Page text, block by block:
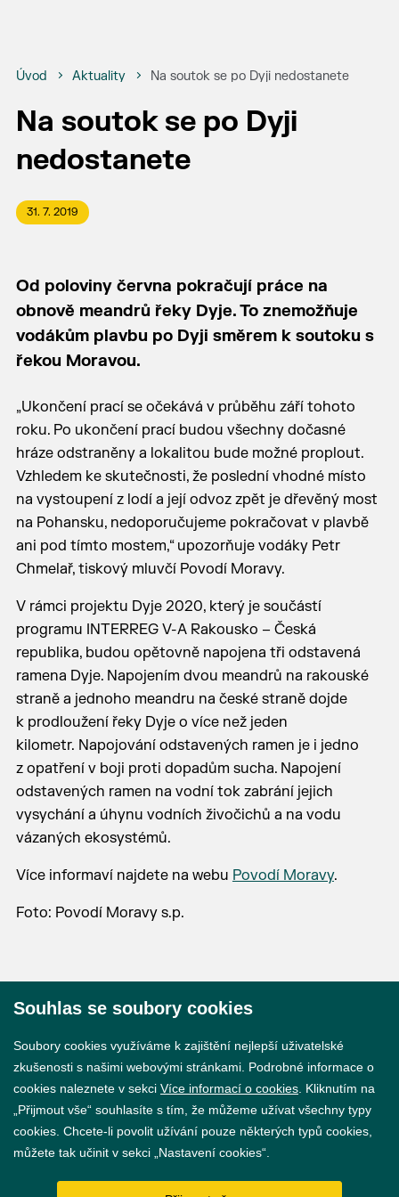
Úvod Aktuality Na soutok se po Dyji nedostanete
Na soutok se po Dyji
nedostanete
31. 7. 2019
Od poloviny června pokračují práce na
obnově meandrů řeky Dyje. To znemožňuje
vodákům plavbu po Dyji směrem k soutoku s
řekou Moravou.
„Ukončení prací se očekává v průběhu září tohoto
roku. Po ukončení prací budou všechny dočasné
hráze odstraněny a lokalitou bude možné proplout.
Vzhledem ke skutečnosti, že poslední vhodné místo
na vystoupení z lodí a její odvoz zpět je dřevěný most
na Pohansku, nedoporučujeme pokračovat v plavbě
ani pod tímto mostem,“ upozorňuje vodáky Petr
Chmelař, tiskový mluvčí Povodí Moravy.
V rámci projektu Dyje 2020, který je součástí
programu INTERREG V-A Rakousko – Česká
republika, budou opětovně napojena tři odstavená
ramena Dyje. Napojením dvou meandrů na rakouské
straně a jednoho meandru na české straně dojde
k prodloužení řeky Dyje o více než jeden
kilometr. Napojování odstavených ramen je i jedno
z opatření v boji proti dopadům sucha. Napojení
odstavených ramen na vodní tok zabrání jejich
vysychání a úhynu vodních živočichů a na vodu
vázaných ekosystémů.
Více informaví najdete na webu Povodí Moravy.
Foto: Povodí Moravy s.p.
GDPR
Souhlas se soubory cookies
Soubory cookies využíváme k zajištění nejlepší uživatelské
zkušenosti s našimi webovými stránkami. Podrobné informace o
cookies naleznete v sekci Více informací o cookies . Kliknutím na
„Přijmout vše“ souhlasíte s tím, že můžeme užívat všechny typy
cookies. Chcete-li povolit užívání pouze některých typů cookies,
můžete tak učinit v sekci „Nastavení cookies“.